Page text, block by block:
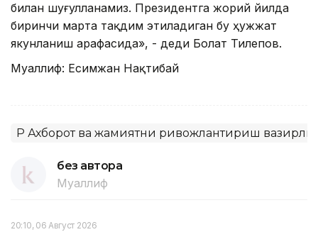
билан шуғулланамиз. Президентга жорий йилда
биринчи марта тақдим этиладиган бу ҳужжат
якунланиш арафасида», - деди Болат Тилепов.
Муаллиф: Есимжан Нақтибай
ҚР Ахборот ва жамиятни ривожлантириш
без автора
Муаллиф
20:10, 06 Август 2026